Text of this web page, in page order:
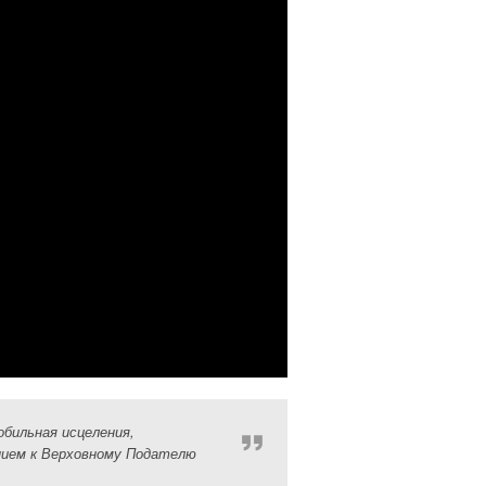
исцеления,
к Верховному Подателю